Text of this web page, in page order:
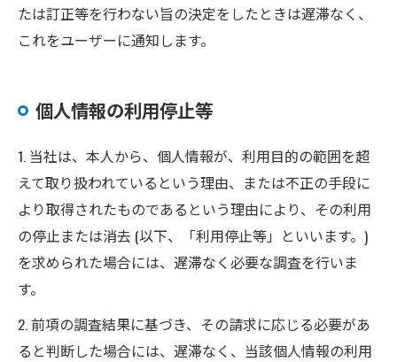
たは訂正等を行わない旨の決定をしたときは遅滞なく、
これをユーザーに通知します。
個人情報の利用停止等
1. 当社は、本人から、個人情報が、利用目的の範囲を超
えて取り扱われているという理由、または不正の手段に
より取得されたものであるという理由により、その利用
の停止または消去 (以下、「利用停止等」といいます。)
を求められた場合には、遅滞なく必要な調査を行いま
す。
2. 前項の調査結果に基づき、その請求に応じる必要があ
ると判断した場合には、遅滞なく、当該個人情報の利用